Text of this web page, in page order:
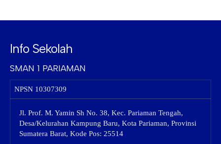
Info Sekolah
SMAN 1 PARIAMAN
NPSN 10307309
Jl. Prof. M. Yamin Sh No. 38, Kec. Pariaman Tengah,
Desa/Kelurahan Kampung Baru, Kota Pariaman, Provinsi
Sumatera Barat, Kode Pos: 25514